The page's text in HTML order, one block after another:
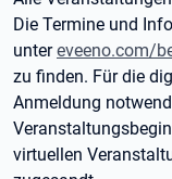
Die Termine und
untereveeno.com/
zu finden. Für die
Anmeldung
virtuellen